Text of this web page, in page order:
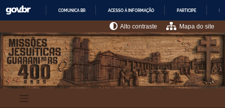
para
o
conteúdo
IR
PARA
O
CONTEÚDO
COMUNICA BR ACESSO À INFORMAÇÃO PARTICIPE
Alto contraste Mapa do site